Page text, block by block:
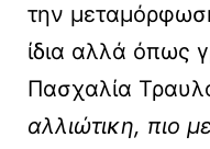
την
ίδια αλλά όπως
Πασχαλία
αλλιώτικη, πιο